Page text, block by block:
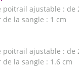
poitrail ajustable : de
de la sangle : 1 cm
poitrail ajustable : de
de la sangle : 1.6 cm